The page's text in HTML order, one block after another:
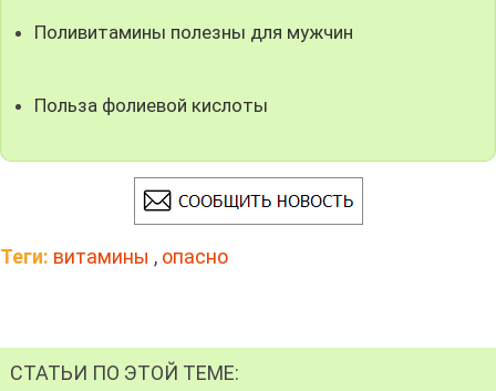
Поливитамины полезны для мужчин
Польза фолиевой кислоты
Теги: витамины , опасно
СТАТЬИ ПО ЭТОЙ ТЕМЕ: